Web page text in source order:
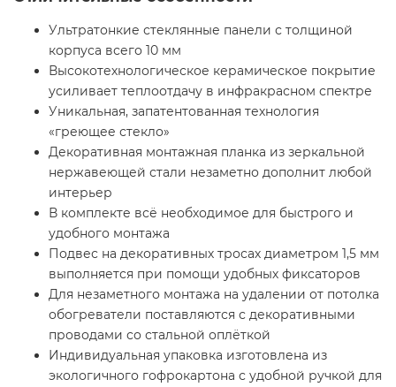
Ультратонкие стеклянные панели с толщиной
корпуса всего 10 мм
Высокотехнологическое керамическое покрытие
усиливает теплоотдачу в инфракрасном спектре
Уникальная, запатентованная технология
«греющее стекло»
Декоративная монтажная планка из зеркальной
нержавеющей стали незаметно дополнит любой
интерьер
В комплекте всё необходимое для быстрого и
удобного монтажа
Подвес на декоративных тросах диаметром 1,5 мм
выполняется при помощи удобных фиксаторов
Для незаметного монтажа на удалении от потолка
обогреватели поставляются с декоративными
проводами со стальной оплёткой
Индивидуальная упаковка изготовлена из
экологичного гофрокартона с удобной ручкой для